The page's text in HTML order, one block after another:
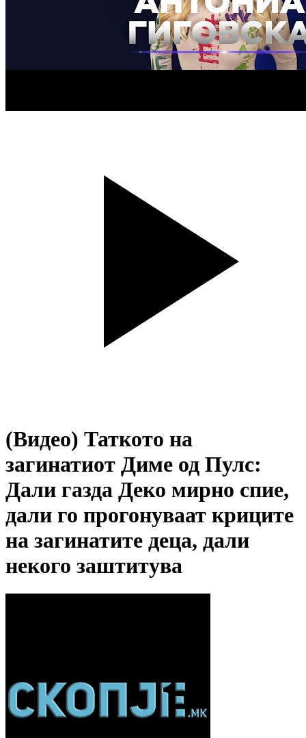
(Видео) Таткото на
загинатиот Диме од Пулс:
Дали газда Деко мирно спие,
дали го прогонуваат криците
на загинатите деца, дали
некого заштитува